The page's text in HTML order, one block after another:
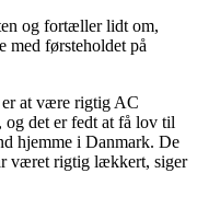
og fortæller lidt om,
med førsteholdet på
er at være rigtig AC
det er fedt at få lov til
hjemme i Danmark. De
været rigtig lækkert, siger